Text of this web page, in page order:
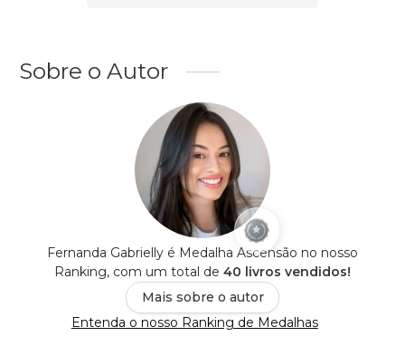
Sobre o Autor
Fernanda Gabrielly é Medalha Ascensão no nosso
Ranking, com um total de 40 livros vendidos!
Mais sobre o autor
Entenda o nosso Ranking de Medalhas